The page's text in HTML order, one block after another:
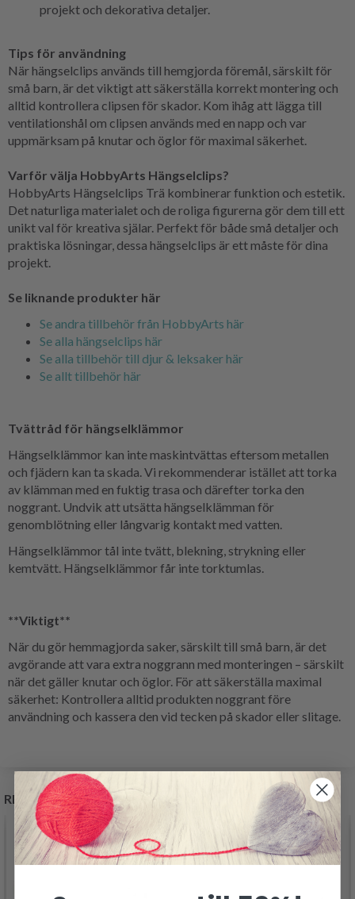
projekt och dekorativa detaljer.
Tips för användning
När hängselclips används till hemgjorda föremål, särskilt för
små barn, är det viktigt att säkerställa korrekt montering och
alltid kontrollera clipsen för skador. Kom ihåg att lägga till
ventilationshål om clipsen används med en napp och var
uppmärksam på knutar och öglor för maximal säkerhet.
Varför välja HobbyArts Hängselclips?
HobbyArts Hängselclips Trä kombinerar funktion och estetik.
Det naturliga materialet och de roliga figurerna gör dem till ett
unikt val för kreativa själar. Perfekt för både små detaljer och
praktiska lösningar, dessa hängselclips är ett måste för dina
projekt.
Se liknande produkter här
Se andra tillbehör från HobbyArts här
Se alla hängselclips här
Se alla tillbehör till djur & leksaker här
Se allt tillbehör här
Tvättråd för hängselklämmor
Hängselklämmor kan inte maskintvättas eftersom metallen
och fjädern kan ta skada. Vi rekommenderar istället att torka
av klämman med en fuktig trasa och därefter torka den
noggrant. Undvik att utsätta hängselklämman för
genomblötning eller långvarig kontakt med vatten.
Hängselklämmor tål inte tvätt, blekning, strykning eller
kemtvätt. Hängselklämmor får inte torktumlas.
**Viktigt**
När du gör hemmagjorda saker, särskilt till små barn, är det
avgörande att vara extra noggrann med monteringen – särskilt
när det gäller knutar och öglor. För att säkerställa maximal
säkerhet: Kontrollera alltid produkten noggrant före
användning och kassera den vid tecken på skador eller slitage.
RELATERADE PRODUKTER